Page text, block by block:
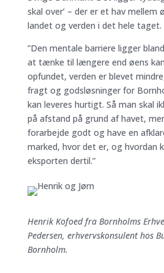
skal over’ – der er et hav mellem
landet og verden i det hele taget.
”Den mentale barriere ligger
at tænke til længere end øens
opfundet, verden er blevet
fragt og godsløsninger for
kan leveres hurtigt. Så man skal
på afstand på grund af havet,
forarbejde godt og have en
marked, hvor det er, og hvordan
eksporten dertil.”
Henrik Kofoed fra Bornholms
Pedersen, erhvervskonsulent hos
Bornholm.